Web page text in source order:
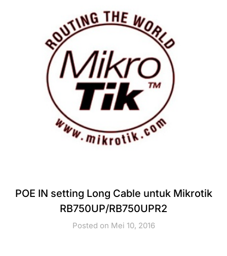
POE IN setting Long Cable untuk Mikrotik
RB750UP/RB750UPR2
Posted on Mei 10, 2016